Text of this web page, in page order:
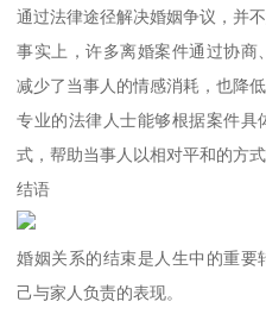
通过法律途径解决婚姻争议，并
事实上，许多离婚案件通过协
减少了当事人的情感消耗，也降
专业的法律人士能够根据案件
式，帮助当事人以相对平和的方式
结语
婚姻关系的结束是人生中的重要
己与家人负责的表现。